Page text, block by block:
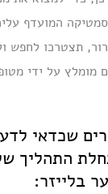
המועדף
תצטרכו לחפש
מומלץ על ידי
שכדאי
התהליך
בלייזר: